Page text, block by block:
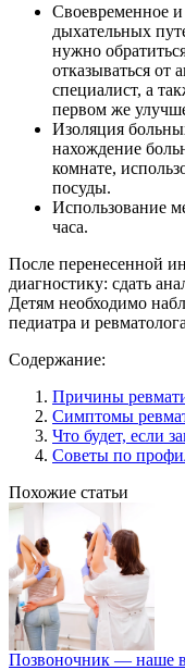
Своевременное и
дыхательных
нужно
отказываться от
специалист, а
первом же
Изоляция
нахождение
комнате,
посуды.
Использование
часа.
После перенесенной
диагностику: сдать
Детям необходимо
педиатра и
Содержание:
Причины
Симптомы
Что будет, если
Советы по
Похожие статьи
Позвоночник — наше